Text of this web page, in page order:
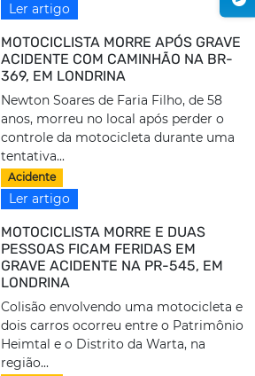
Ler artigo
MOTOCICLISTA MORRE APÓS GRAVE
ACIDENTE COM CAMINHÃO NA BR-
369, EM LONDRINA
Newton Soares de Faria Filho, de 58
anos, morreu no local após perder o
controle da motocicleta durante uma
tentativa...
Acidente
Ler artigo
MOTOCICLISTA MORRE E DUAS
PESSOAS FICAM FERIDAS EM
GRAVE ACIDENTE NA PR-545, EM
LONDRINA
Colisão envolvendo uma motocicleta e
dois carros ocorreu entre o Patrimônio
Heimtal e o Distrito da Warta, na
região...